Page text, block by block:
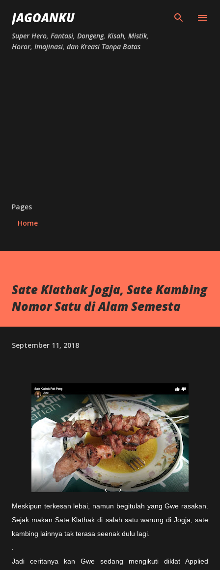
JAGOANKU
Super Hero, Fantasi, Dongeng, Kisah, Mistik,
Horor, Imajinasi, dan Kreasi Tanpa Batas
Pages
Home
Sate Klathak Jogja, Sate Kambing
Nomor Satu di Alam Semesta
September 11, 2018
Meskipun terkesan lebai, namun begitulah yang Gwe rasakan.
Sejak makan Sate Klathak di salah satu warung di Jogja, sate
kambing lainnya tak terasa seenak dulu lagi.
Jadi ceritanya kan Gwe sedang mengikuti diklat Applied